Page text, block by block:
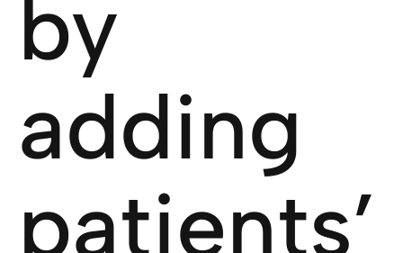
by
adding
patients’